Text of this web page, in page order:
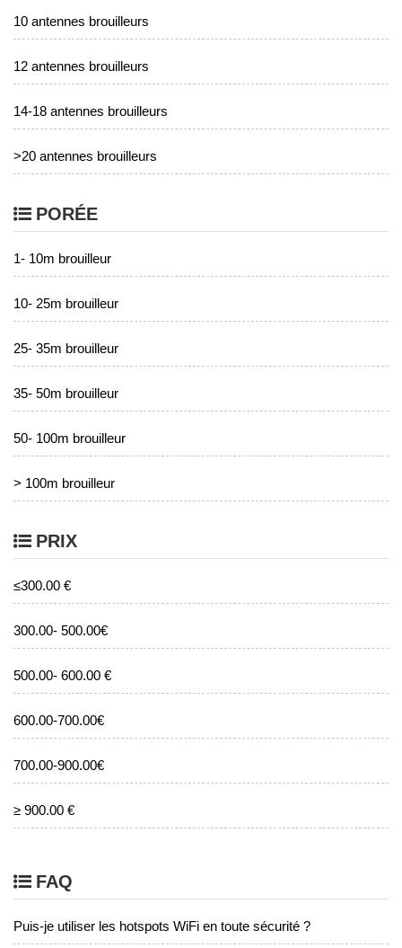
10 antennes brouilleurs
12 antennes brouilleurs
14-18 antennes brouilleurs
>20 antennes brouilleurs
PORÉE
1- 10m brouilleur
10- 25m brouilleur
25- 35m brouilleur
35- 50m brouilleur
50- 100m brouilleur
> 100m brouilleur
PRIX
≤300.00 €
300.00- 500.00€
500.00- 600.00 €
600.00-700.00€
700.00-900.00€
≥ 900.00 €
FAQ
Puis-je utiliser les hotspots WiFi en toute sécurité ?